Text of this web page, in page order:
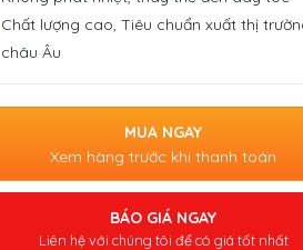
Chất lượng cao, Tiêu chuẩn xuất thị
châu Âu
MUA NGAY
Xem hàng trước khi thanh toán
BÁO GIÁ NGAY
Liên hệ với chúng tôi để có giá tốt nhất